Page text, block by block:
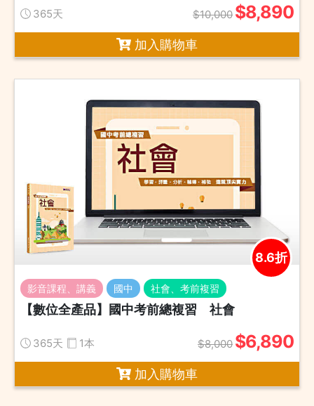
365天 $10,000 $8,890
加入購物車
8.6折
影音課程、講義 國中 社會、考前複習
【數位全產品】國中考前總複習 社會
365天 1本 $8,000 $6,890
加入購物車